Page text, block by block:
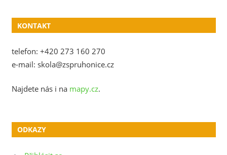
KONTAKT
telefon: +420 273 160 270
e-mail: skola@zspruhonice.cz
Najdete nás i na mapy.cz.
ODKAZY